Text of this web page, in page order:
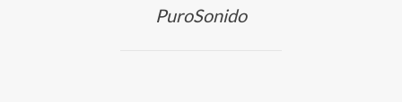
PuroSonido